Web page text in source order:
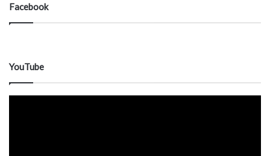
Facebook
YouTube